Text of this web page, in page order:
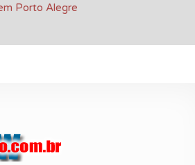
Porto Alegre